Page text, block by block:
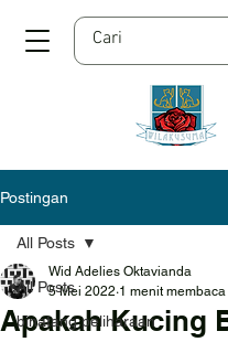
Postingan
All Posts
binatang peliharaan
All Posts
Apakah Kucing
Wid Adelies Oktavianda
5 Mei 2022 1 menit membaca